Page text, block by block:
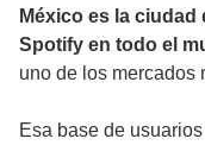
México es la
Spotify en todo el
uno de los mercados
Esa base de